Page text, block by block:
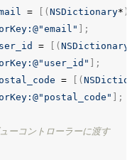
= [( NSDictionary* )
@"email"
];
= [( NSDictionary
@"user_id"
];
= [(
@"postal_code" ];
ーコントローラーに渡す